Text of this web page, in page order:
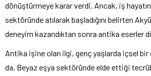
dönüştürmeye karar verdi. Ancak, iş
sektöründe atılarak başladığını belirten
deneyim kazandıktan sonra antika eserler
Antika işine olan ilgi, genç yaşlarda içsel bir
da, Beyaz eşya sektöründe elde ettiği